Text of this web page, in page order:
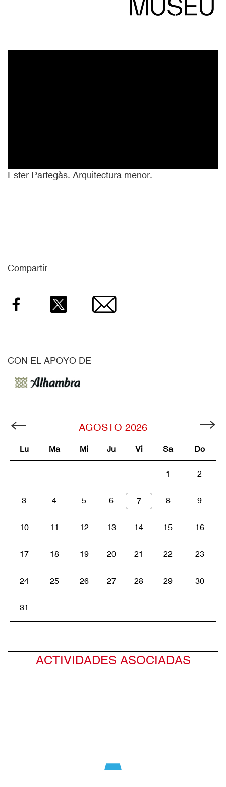
Ester Partegàs. Arquitectura menor.
Compartir
Facebook Twitter Email
CON EL APOYO DE
AGOSTO 2026
Lu Ma Mi Ju Vi Sa Do
1 2
3 4 5 6 7 8 9
10 11 12 13 14 15 16
17 18 19 20 21 22 23
24 25 26 27 28 29 30
31
ACTIVIDADES ASOCIADAS